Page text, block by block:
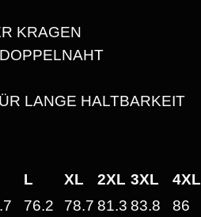
H
N
I
KRAGEN
LANGE HALTBARKEIT
L XL 2XL 3XL 4XL
76.2 78.7 81.3 83.8 86